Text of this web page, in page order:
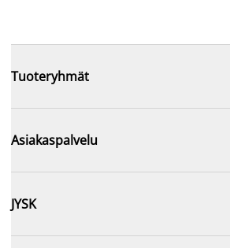
Tuoteryhmät
Asiakaspalvelu
JYSK